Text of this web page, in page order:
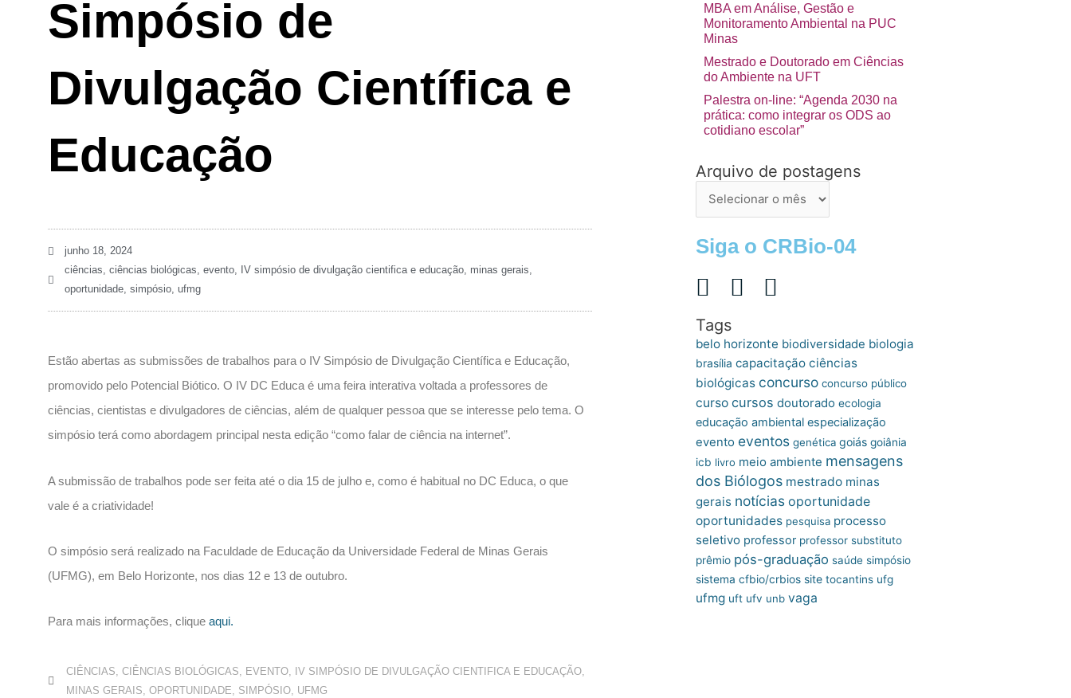
Simpósio de
Divulgação Científica e
Educação
junho 18, 2024
ciências, ciências biológicas, evento, IV simpósio de divulgação cientifica e educação, minas gerais,
oportunidade, simpósio, ufmg
Estão abertas as submissões de trabalhos para o IV Simpósio de Divulgação Científica e Educação,
promovido pelo Potencial Biótico. O IV DC Educa é uma feira interativa voltada a professores de
ciências, cientistas e divulgadores de ciências, além de qualquer pessoa que se interesse pelo tema. O
simpósio terá como abordagem principal nesta edição “como falar de ciência na internet”.
A submissão de trabalhos pode ser feita até o dia 15 de julho e, como é habitual no DC Educa, o que
vale é a criatividade!
O simpósio será realizado na Faculdade de Educação da Universidade Federal de Minas Gerais
(UFMG), em Belo Horizonte, nos dias 12 e 13 de outubro.
Para mais informações, clique aqui.
CIÊNCIAS, CIÊNCIAS BIOLÓGICAS, EVENTO, IV SIMPÓSIO DE DIVULGAÇÃO CIENTIFICA E EDUCAÇÃO,
MINAS GERAIS, OPORTUNIDADE, SIMPÓSIO, UFMG
MBA em Análise, Gestão e
Monitoramento Ambiental na PUC
Minas
Mestrado e Doutorado em Ciências
do Ambiente na UFT
Palestra on-line: “Agenda 2030 na
prática: como integrar os ODS ao
cotidiano escolar”
Arquivo de postagens
Arquivo
postagens
Siga o CRBio-04
Tags
belo horizonte biodiversidade biologia
brasília capacitação ciências
biológicas concurso concurso público
curso cursos doutorado ecologia
educação ambiental especialização
evento eventos genética goiás goiânia
icb livro meio ambiente mensagens
dos Biólogos mestrado minas
gerais notícias oportunidade
oportunidades pesquisa processo
seletivo professor professor substituto
prêmio pós-graduação saúde simpósio
sistema cfbio/crbios site tocantins ufg
ufmg uft ufv unb vaga